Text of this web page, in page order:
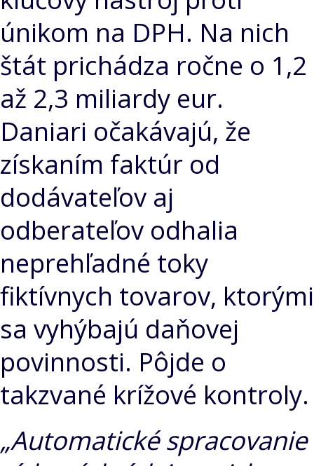
únikom na DPH. Na nich
štát prichádza ročne o 1,2
až 2,3 miliardy eur.
Daniari očakávajú, že
získaním faktúr od
dodávateľov aj
odberateľov odhalia
neprehľadné toky
fiktívnych tovarov, ktorými
sa vyhýbajú daňovej
povinnosti. Pôjde o
takzvané krížové kontroly.
„Automatické spracovanie